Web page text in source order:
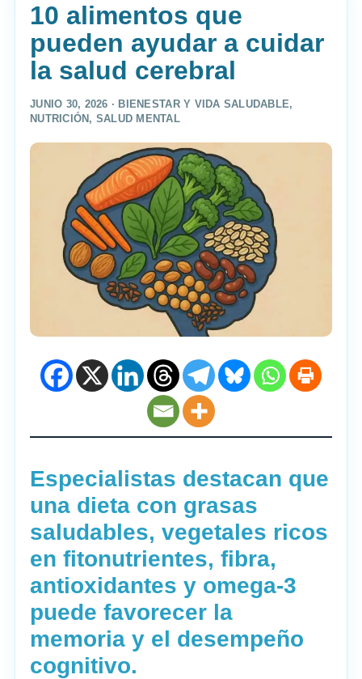
10 alimentos que
pueden ayudar a cuidar
la salud cerebral
JUNIO 30, 2026 · BIENESTAR Y VIDA SALUDABLE,
NUTRICIÓN , SALUD MENTAL
Especialistas destacan que
una dieta con grasas
saludables, vegetales ricos
en fitonutrientes, fibra,
antioxidantes y omega-3
puede favorecer la
memoria y el desempeño
cognitivo.